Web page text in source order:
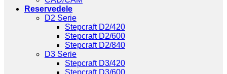
Reservedele
D2 Serie
Stepcraft D2/420
Stepcraft D2/600
Stepcraft D2/840
D3 Serie
Stepcraft D3/420
Stepcraft D3/600